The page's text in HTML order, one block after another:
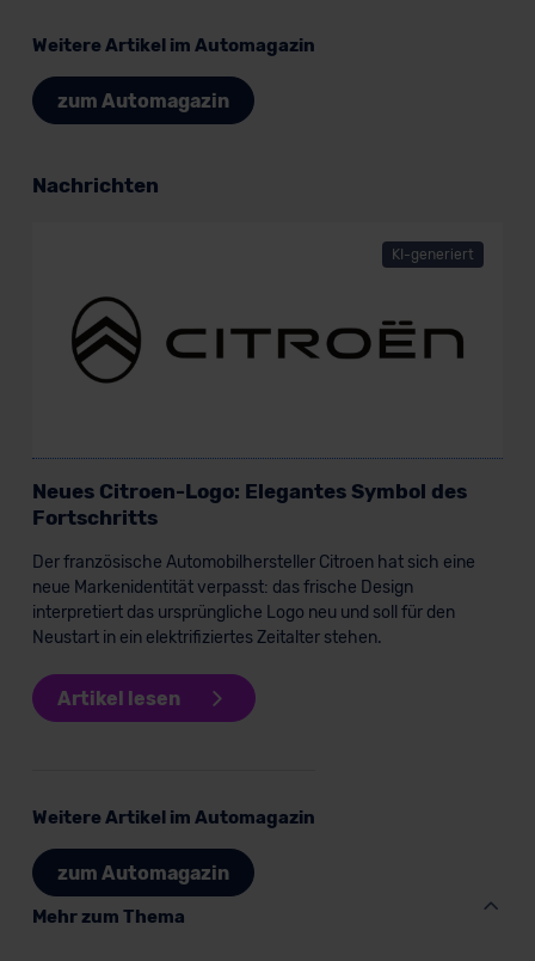
Weitere Artikel im Automagazin
zum Automagazin
Nachrichten
KI-generiert
Neues Citroen-Logo: Elegantes Symbol des
Fortschritts
Der französische Automobilhersteller Citroen hat sich eine
neue Markenidentität verpasst: das frische Design
interpretiert das ursprüngliche Logo neu und soll für den
Neustart in ein elektrifiziertes Zeitalter stehen.
Artikel lesen
Weitere Artikel im Automagazin
zum Automagazin
Mehr zum Thema